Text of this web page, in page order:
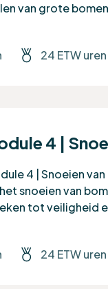
van grote
24 ETW uren
4 |
4 | Snoeien
snoeien van
tot veiligheid
24 ETW uren